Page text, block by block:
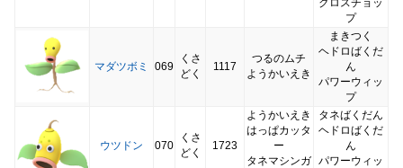
プ
マダツボミ 069
くさ
どく
1117
つるのムチ
ようかいえき
まきつく
ヘドロばくだ
ん
パワーウィッ
プ
ウツドン 070
くさ
どく
1723
ようかいえき
はっぱカッタ
ー
タネマシンガ
タネばくだん
ヘドロばくだ
ん
パワーウィッ